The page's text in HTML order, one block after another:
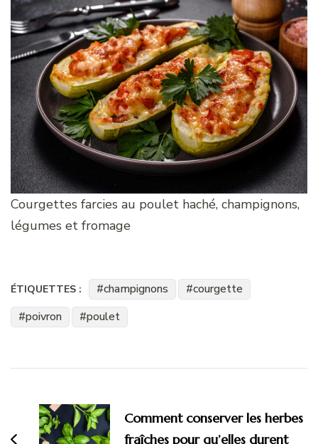
Courgettes farcies au poulet haché, champignons,
légumes et fromage
ÉTIQUETTES : champignons
courgette
poivron
poulet
d'article
Comment conserver les herbes
fraîches pour qu’elles durent